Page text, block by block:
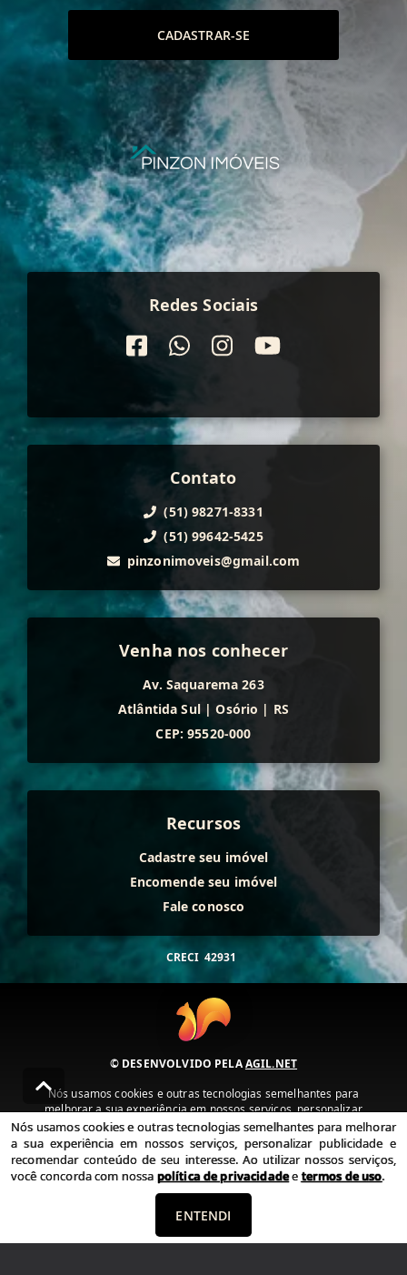
CADASTRAR-SE
Redes Sociais
Contato
(51) 98271-8331
(51) 99642-5425
pinzonimoveis@gmail.com
Venha nos conhecer
Av. Saquarema 263
Atlântida Sul | Osório | RS
CEP: 95520-000
Recursos
Cadastre seu imóvel
Encomende seu imóvel
Fale conosco
CRECI 42931
© DESENVOLVIDO PELAAGIL.NET
Nós usamos cookies e outras tecnologias semelhantes para
melhorar a sua experiência em nossos serviços, personalizar
publicidade e recomendar conteúdo de seu interesse. Ao utilizar
nossos serviços, você concorda com nossa política de privacidade e
termos de uso.
Política de Privacidade Termos de uso
Nós usamos cookies e outras tecnologias semelhantes para melhorar
a sua experiência em nossos serviços, personalizar publicidade e
recomendar conteúdo de seu interesse. Ao utilizar nossos serviços,
você concorda com nossa política de privacidadeetermos de uso.
ENTENDI